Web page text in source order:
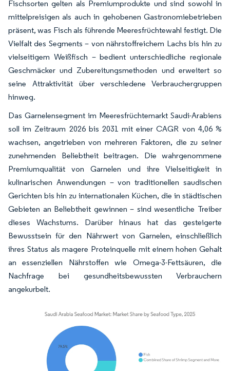
Fischsorten gelten als Premiumprodukte und sind sowohl in
mittelpreisigen als auch in gehobenen Gastronomiebetrieben
präsent, was Fisch als führende Meeresfrüchtewahl festigt. Die
Vielfalt des Segments – von nährstoffreichem Lachs bis hin zu
vielseitigem Weißfisch – bedient unterschiedliche regionale
Geschmäcker und Zubereitungsmethoden und erweitert so
seine Attraktivität über verschiedene Verbrauchergruppen
hinweg.
Das Garnelensegment im Meeresfrüchtemarkt Saudi-Arabiens
soll im Zeitraum 2026 bis 2031 mit einer CAGR von 4,06 %
wachsen, angetrieben von mehreren Faktoren, die zu seiner
zunehmenden Beliebtheit beitragen. Die wahrgenommene
Premiumqualität von Garnelen und ihre Vielseitigkeit in
kulinarischen Anwendungen – von traditionellen saudischen
Gerichten bis hin zu internationalen Küchen, die in städtischen
Gebieten an Beliebtheit gewinnen – sind wesentliche Treiber
dieses Wachstums. Darüber hinaus hat das gesteigerte
Bewusstsein für den Nährwert von Garnelen, einschließlich
ihres Status als magere Proteinquelle mit einem hohen Gehalt
an essenziellen Nährstoffen wie Omega-3-Fettsäuren, die
Nachfrage bei gesundheitsbewussten Verbrauchern
angekurbelt.